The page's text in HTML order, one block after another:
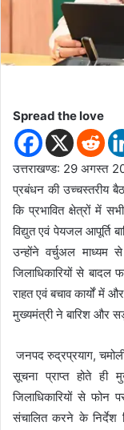
Spread the love
उत्तराखण्ड: 29 अगस्त
प्रबंधन की उच्चस्तरीय
कि प्रभावित क्षेत्रों में
विद्युत एवं पेयजल आपूर्ति
उन्होंने वर्चुअल माध्यम
जिलाधिकारियों से बादल
राहत एवं बचाव कार्यों में
मुख्यमंत्री ने बारिश और
जनपद रुद्रप्रयाग,
सूचना प्राप्त होते
जिलाधिकारियों से फोन
संचालित करने के निर्देश